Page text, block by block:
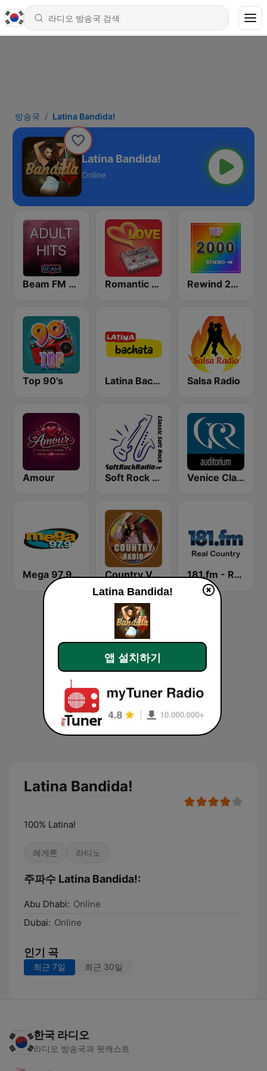
방송국 Latina Bandida!
Latina Bandida!
Online
Beam FM - Adult Hits Romantic Vibes Rewind 2000's
Top 90's Latina Bachata Salsa Radio
Amour Soft Rock Radio Venice Classic Radio | VCR Auditorium
Mega 97.9 FM Country Vibes 181.fm - Real Country
Latina Bandida!
100% Latina!
레게톤 라티노
주파수 Latina Bandida!:
Abu Dhabi: Online
Dubai: Online
인기 곡
최근 7일 최근 30일
한국 라디오
라디오 방송국과 팟캐스트
Latina Bandida!
앱 설치하기